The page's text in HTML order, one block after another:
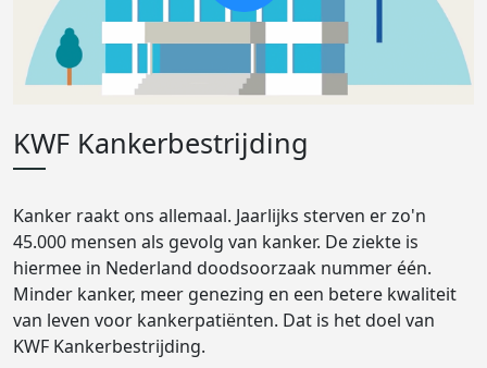
KWF Kankerbestrijding
Kanker raakt ons allemaal. Jaarlijks sterven er zo'n
45.000 mensen als gevolg van kanker. De ziekte is
hiermee in Nederland doodsoorzaak nummer één.
Minder kanker, meer genezing en een betere kwaliteit
van leven voor kankerpatiënten. Dat is het doel van
KWF Kankerbestrijding.